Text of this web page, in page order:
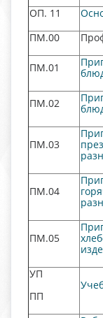
ОП. 11
ПМ.00
ПМ.01
ПМ.02
ПМ.03
ПМ.04
ПМ.05
УП
ПП